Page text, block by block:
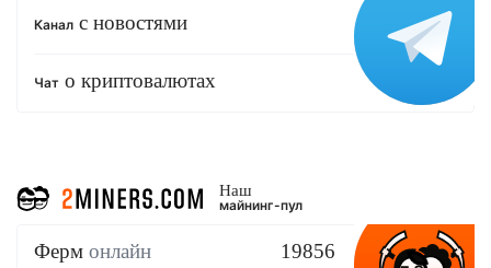
Канал с новостями
Чат о криптовалютах
Наш
майнинг-пул
Ферм онлайн 19856